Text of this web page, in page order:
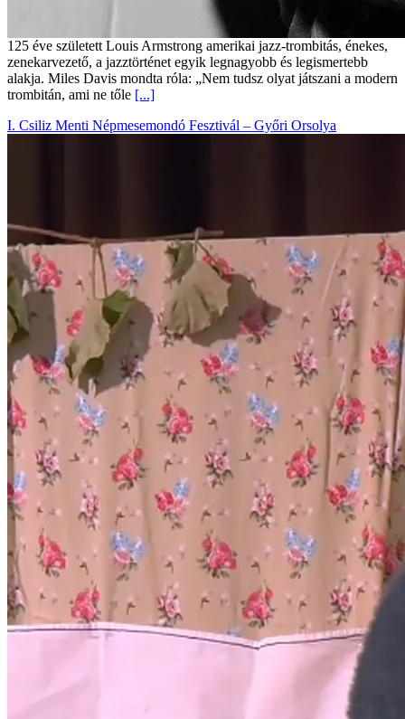
125 éve született Louis Armstrong amerikai jazz-trombitás, énekes,
zenekarvezető, a jazztörténet egyik legnagyobb és legismertebb
alakja. Miles Davis mondta róla: „Nem tudsz olyat játszani a modern
trombitán, ami ne tőle [...]
I. Csiliz Menti Népmesemondó Fesztivál – Győri Orsolya